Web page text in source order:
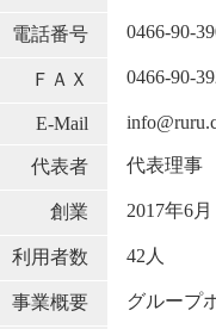
電話番号 0466-90-
ＦＡＸ 0466-90-
E-Mail
代表者 代表理事
創業 2017年6
利用者数 42人
事業概要 グループ